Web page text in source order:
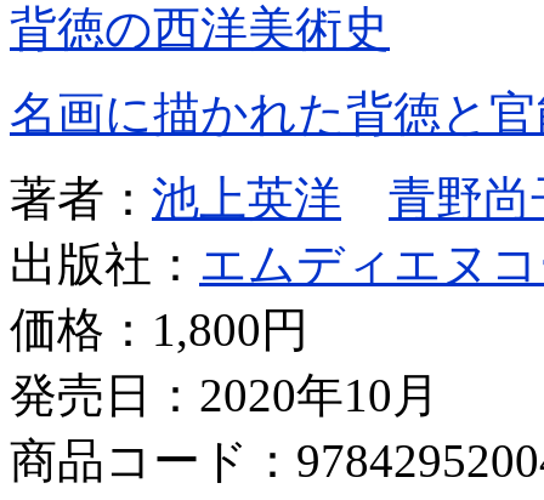
背徳の西洋美術史
名画に描かれた背徳と
著者： 池上英洋
青野尚
出版社： エムディエヌ
価格： 1,800円
発売日：2020年10月
商品コード：